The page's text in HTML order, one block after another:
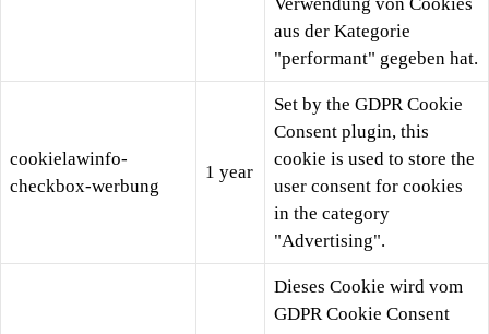
aus der Kategorie
"performant" gegeben hat.
cookielawinfo-
checkbox-werbung
1 year
Set by the GDPR Cookie
Consent plugin, this
cookie is used to store the
user consent for cookies
in the category
"Advertising".
Dieses Cookie wird vom
GDPR Cookie Consent